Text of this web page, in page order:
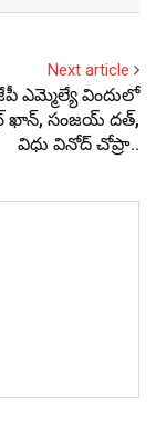
Next article
ఎమ్మెల్యే విందులో
ఖాన్, సంజయ్ దత్,
విధు వినోద్ చోప్రా..